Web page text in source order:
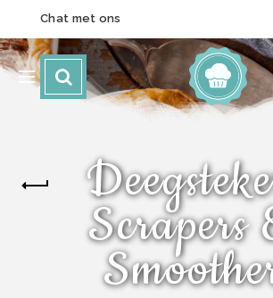
Chat met ons
Scrapers